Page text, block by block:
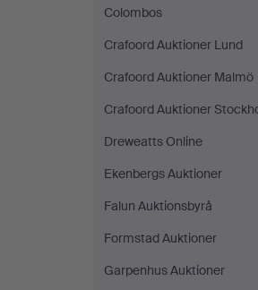
Colombos
Crafoord Auktioner Lund
Crafoord Auktioner Malmö
Crafoord Auktioner
Dreweatts Online
Ekenbergs Auktioner
Falun Auktionsbyrå
Formstad Auktioner
Garpenhus Auktioner